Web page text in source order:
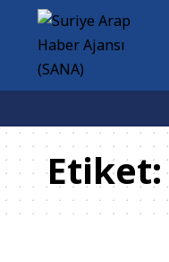
Etiket: